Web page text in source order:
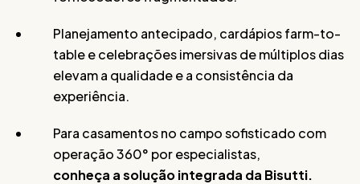
Planejamento antecipado, cardápios farm-to-
table e celebrações imersivas de múltiplos dias
elevam a qualidade e a consistência da
experiência.
Para casamentos no campo sofisticado com
operação 360° por especialistas,
conheça a solução integrada da Bisutti.